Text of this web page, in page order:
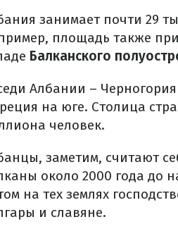
занимает почти 29
площадь также
Балканского
Албании –
на юге. Столица
человек.
заметим, считают
около 2000 года до
на тех землях
и славяне.